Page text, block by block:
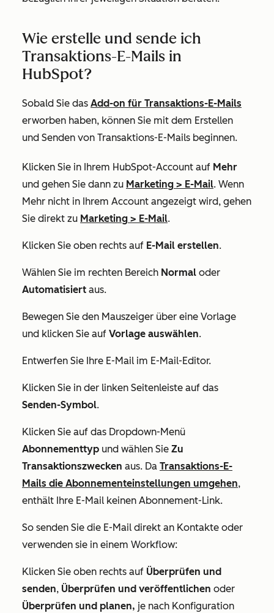
Wie erstelle und sende ich
Transaktions-E-Mails in
HubSpot?
Sobald Sie das Add-on für Transaktions-E-Mails
erworben haben, können Sie mit dem Erstellen
und Senden von Transaktions-E-Mails beginnen.
Klicken Sie in Ihrem HubSpot-Account auf Mehr
und gehen Sie dann zu Marketing > E-Mail. Wenn
Mehr nicht in Ihrem Account angezeigt wird, gehen
Sie direkt zu Marketing > E-Mail.
Klicken Sie oben rechts auf E-Mail erstellen.
Wählen Sie im rechten Bereich Normal oder
Automatisiert aus.
Bewegen Sie den Mauszeiger über eine Vorlage
und klicken Sie auf Vorlage auswählen.
Entwerfen Sie Ihre E-Mail im E-Mail-Editor.
Klicken Sie in der linken Seitenleiste auf das
Senden-Symbol.
Klicken Sie auf das Dropdown-Menü
Abonnementtyp und wählen Sie Zu
Transaktionszwecken aus. Da Transaktions-E-
Mails die Abonnementeinstellungen umgehen,
enthält Ihre E-Mail keinen Abonnement-Link.
So senden Sie die E-Mail direkt an Kontakte oder
verwenden sie in einem Workflow:
Klicken Sie oben rechts auf Überprüfen und
senden, Überprüfen und veröffentlichen oder
Überprüfen und planen, je nach Konfiguration